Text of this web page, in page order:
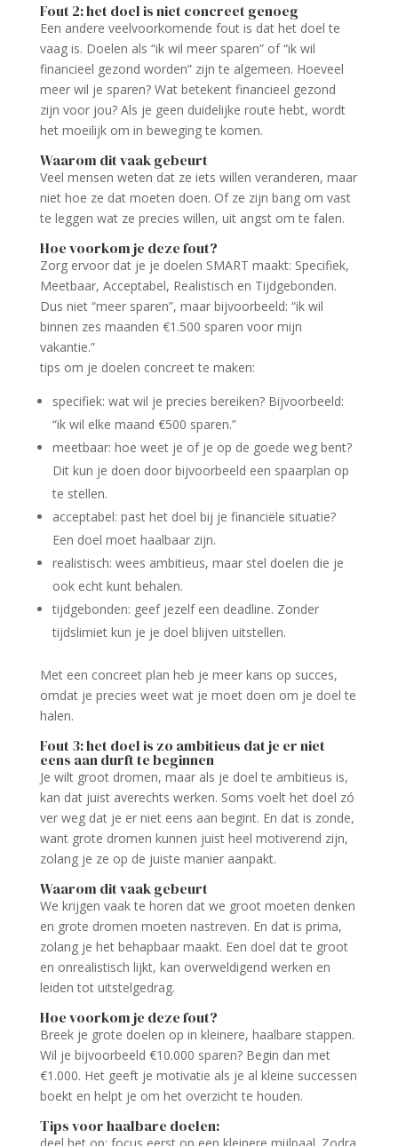
Fout 2: het doel is niet concreet genoeg
Een andere veelvoorkomende fout is dat het doel te
vaag is. Doelen als “ik wil meer sparen” of “ik wil
financieel gezond worden” zijn te algemeen. Hoeveel
meer wil je sparen? Wat betekent financieel gezond
zijn voor jou? Als je geen duidelijke route hebt, wordt
het moeilijk om in beweging te komen.
Waarom dit vaak gebeurt
Veel mensen weten dat ze iets willen veranderen, maar
niet hoe ze dat moeten doen. Of ze zijn bang om vast
te leggen wat ze precies willen, uit angst om te falen.
Hoe voorkom je deze fout?
Zorg ervoor dat je je doelen SMART maakt: Specifiek,
Meetbaar, Acceptabel, Realistisch en Tijdgebonden.
Dus niet “meer sparen”, maar bijvoorbeeld: “ik wil
binnen zes maanden €1.500 sparen voor mijn
vakantie.”
tips om je doelen concreet te maken:
specifiek: wat wil je precies bereiken? Bijvoorbeeld:
“ik wil elke maand €500 sparen.”
meetbaar: hoe weet je of je op de goede weg bent?
Dit kun je doen door bijvoorbeeld een spaarplan op
te stellen.
acceptabel: past het doel bij je financiële situatie?
Een doel moet haalbaar zijn.
realistisch: wees ambitieus, maar stel doelen die je
ook echt kunt behalen.
tijdgebonden: geef jezelf een deadline. Zonder
tijdslimiet kun je je doel blijven uitstellen.
Met een concreet plan heb je meer kans op succes,
omdat je precies weet wat je moet doen om je doel te
halen.
Fout 3: het doel is zo ambitieus dat je er niet
eens aan durft te beginnen
Je wilt groot dromen, maar als je doel te ambitieus is,
kan dat juist averechts werken. Soms voelt het doel zó
ver weg dat je er niet eens aan begint. En dat is zonde,
want grote dromen kunnen juist heel motiverend zijn,
zolang je ze op de juiste manier aanpakt.
Waarom dit vaak gebeurt
We krijgen vaak te horen dat we groot moeten denken
en grote dromen moeten nastreven. En dat is prima,
zolang je het behapbaar maakt. Een doel dat te groot
en onrealistisch lijkt, kan overweldigend werken en
leiden tot uitstelgedrag.
Hoe voorkom je deze fout?
Breek je grote doelen op in kleinere, haalbare stappen.
Wil je bijvoorbeeld €10.000 sparen? Begin dan met
€1.000. Het geeft je motivatie als je al kleine successen
boekt en helpt je om het overzicht te houden.
Tips voor haalbare doelen: